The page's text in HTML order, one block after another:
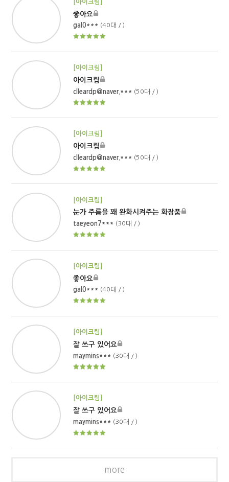
[아이크림]
좋아요
gal0*** (40대 / )
[아이크림]
아이크림
clleardp@naver.*** (50대 / )
[아이크림]
아이크림
clleardp@naver.*** (50대 / )
[아이크림]
눈가 주름을 꽤 완화시켜주는 화장품
taeyeon7*** (30대 / )
[아이크림]
좋아요
gal0*** (40대 / )
[아이크림]
잘 쓰구 있어요
maymins*** (30대 / )
[아이크림]
잘 쓰구 있어요
maymins*** (30대 / )
more